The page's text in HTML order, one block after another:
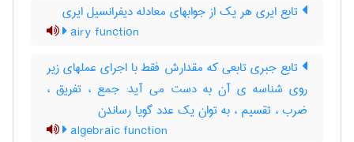
تابع ایری هر یک از جوابهای معادله دیفرانسیل ایری
airy function
تابع جبری تابعی که مقدارش فقط با اجرای عملهای زیر
روی شناسه ی آن به دست می آید: جمع ، تفریق ،
ضرب ، تقسیم ، به توان یک عدد گویا رساندن
algebraic function